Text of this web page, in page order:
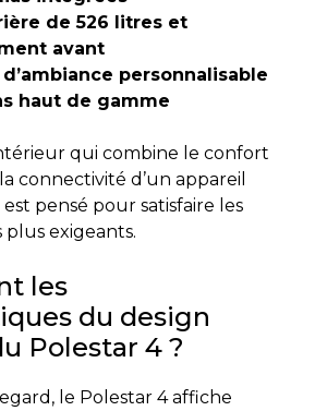
de 526 litres et
avant
personnalisable
haut de gamme
qui combine le confort
connectivité d’un appareil
pensé pour satisfaire les
exigeants.
les
du design
Polestar 4 ?
le Polestar 4 affiche